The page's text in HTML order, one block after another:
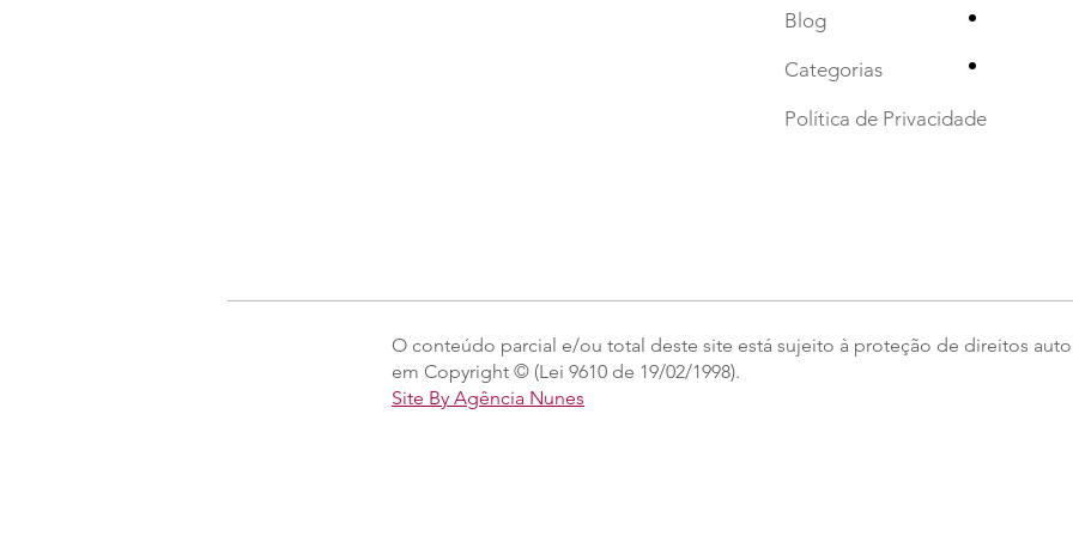
Blog
Categorias
Política de Privacidade
•
•
O conteúdo parcial e/ou total deste site está sujeito à proteção de direitos
em Copyright © (Lei 9610 de 19/02/1998).
Site By Agência Nunes